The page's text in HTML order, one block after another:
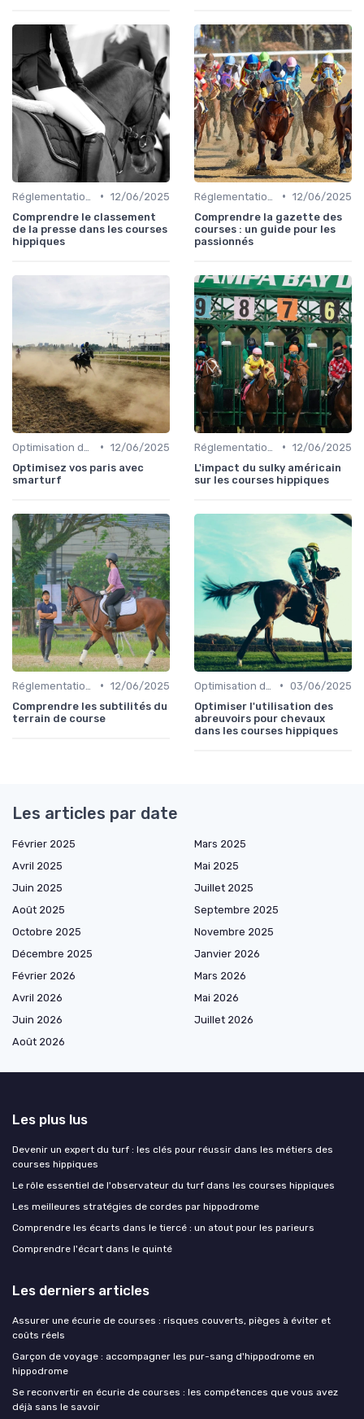
• 12/06/2025
Comprendre le classement
de la presse dans les courses
hippiques
• 12/06/2025
Comprendre la gazette des
courses : un guide pour les
passionnés
• 12/06/2025
Optimisez vos paris avec
smarturf
• 12/06/2025
L'impact du sulky américain
sur les courses hippiques
• 12/06/2025
Comprendre les subtilités du
terrain de course
• 03/06/2025
Optimiser l'utilisation des
abreuvoirs pour chevaux
dans les courses hippiques
Les articles par date
Février 2025
Mars 2025
Avril 2025
Mai 2025
Juin 2025
Juillet 2025
Août 2025
Septembre 2025
Octobre 2025
Novembre 2025
Décembre 2025
Janvier 2026
Février 2026
Mars 2026
Avril 2026
Mai 2026
Juin 2026
Juillet 2026
Août 2026
Les plus lus
Devenir un expert du turf : les clés pour réussir dans les métiers des
courses hippiques
Le rôle essentiel de l'observateur du turf dans les courses hippiques
Les meilleures stratégies de cordes par hippodrome
Comprendre les écarts dans le tiercé : un atout pour les parieurs
Comprendre l'écart dans le quinté
Les derniers articles
Assurer une écurie de courses : risques couverts, pièges à éviter et
coûts réels
Garçon de voyage : accompagner les pur-sang d'hippodrome en
hippodrome
Se reconvertir en écurie de courses : les compétences que vous avez
déjà sans le savoir